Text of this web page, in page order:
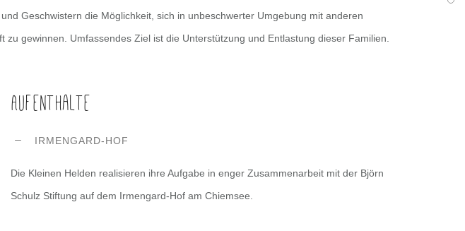
Geschwistern die Möglichkeit, sich in unbeschwerter Umgebung mit anderen
gewinnen. Umfassendes Ziel ist die Unterstützung und Entlastung dieser Familien.
Aufenthalte
IRMENGARD-HOF
Die Kleinen Helden realisieren ihre Aufgabe in enger Zusammenarbeit mit der Björn
Schulz Stiftung auf dem Irmengard-Hof am Chiemsee.